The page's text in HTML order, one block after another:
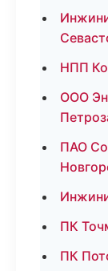
НПП
ООО
ПАО
ПК
ПК